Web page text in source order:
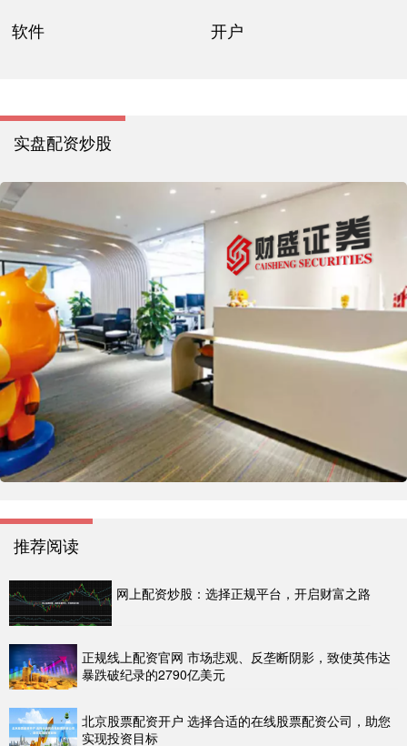
软件 开户
实盘配资炒股
推荐阅读
网上配资炒股：选择正规平台，开启财富之路
正规线上配资官网 市场悲观、反垄断阴影，致使英伟达
暴跌破纪录的2790亿美元
北京股票配资开户 选择合适的在线股票配资公司，助您
实现投资目标